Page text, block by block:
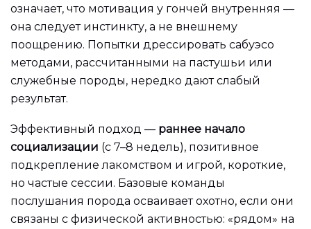
означает, что мотивация у гончей внутренняя —
она следует инстинкту, а не внешнему
поощрению. Попытки дрессировать сабуэсо
методами, рассчитанными на пастушьи или
служебные породы, нередко дают слабый
результат.
Эффективный подход — раннее начало
социализации (с 7–8 недель), позитивное
подкрепление лакомством и игрой, короткие,
но частые сессии. Базовые команды
послушания порода осваивает охотно, если они
связаны с физической активностью: «рядом» на